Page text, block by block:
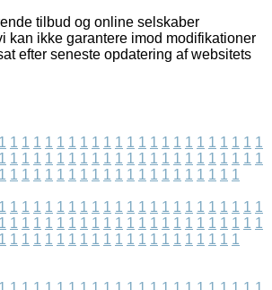
tilbud og online selskaber
kan ikke garantere imod modifikationer
efter seneste opdatering af websitets
1 1 1 1 1 1 1 1 1 1 1 1 1 1 1 1 1 1 1 1 1 1 1
1 1 1 1 1 1 1 1 1 1 1 1 1 1 1 1 1 1 1 1 1 1 1
1 1 1 1 1 1 1 1 1 1 1 1 1 1 1 1 1 1 1 1 1
1 1 1 1 1 1 1 1 1 1 1 1 1 1 1 1 1 1 1 1 1 1 1
1 1 1 1 1 1 1 1 1 1 1 1 1 1 1 1 1 1 1 1 1 1 1
1 1 1 1 1 1 1 1 1 1 1 1 1 1 1 1 1 1 1 1 1